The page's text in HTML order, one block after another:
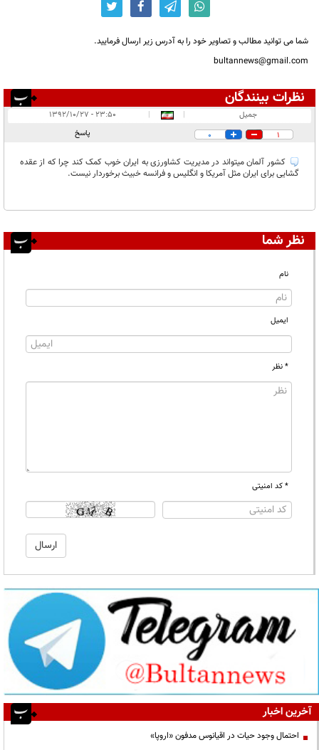
شما می توانید مطالب و تصاویر خود را به آدرس زیر ارسال فرمایید.
bultannews@gmail.com
نظرات بینندگان
در انتظار بررسی:۱
جمیل |
|
۲۳:۵۰ - ۱۳۹۲/۱۰/۲۷
1
0 پاسخ
کشور آلمان میتواند در مدیریت کشاورزی به ایران خوب کمک کند چرا که از عقده
گشایی برای ایران مثل آمریکا و انگلیس و فرانسه خبیث برخوردار نیست.
نظر شما
نام
ایمیل
* نظر
* کد امنیتی
آخرین اخبار
احتمال وجود حیات در اقیانوس مدفون «اروپا»